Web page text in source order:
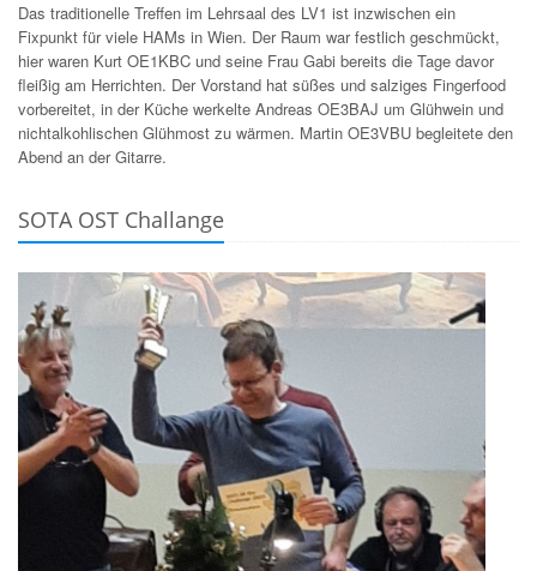
Das traditionelle Treffen im Lehrsaal des LV1 ist inzwischen ein
Fixpunkt für viele HAMs in Wien. Der Raum war festlich geschmückt,
hier waren Kurt OE1KBC und seine Frau Gabi bereits die Tage davor
fleißig am Herrichten. Der Vorstand hat süßes und salziges Fingerfood
vorbereitet, in der Küche werkelte Andreas OE3BAJ um Glühwein und
nichtalkohlischen Glühmost zu wärmen. Martin OE3VBU begleitete den
Abend an der Gitarre.
SOTA OST Challange